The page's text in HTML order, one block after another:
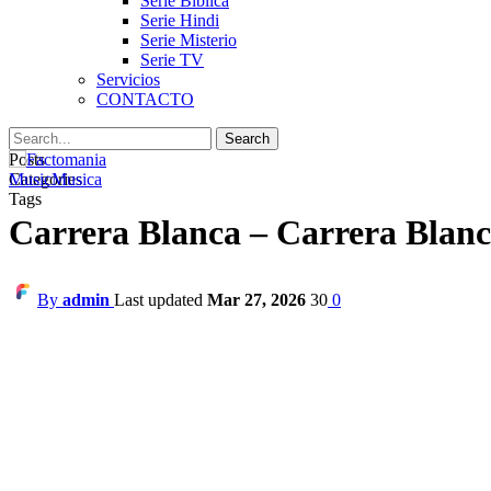
Serie Hindi
Serie Misterio
Serie TV
Servicios
CONTACTO
Posts
Categories
Tags
MusicMusica
Carrera Blanca – Carrera
By admin Last updated Mar 27, 2026 30 0